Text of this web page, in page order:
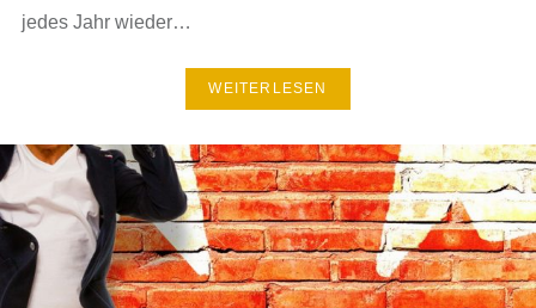
jedes Jahr wieder…
WEITERLESEN